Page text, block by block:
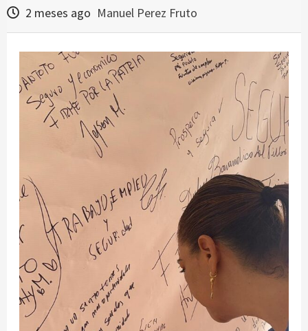
2 meses ago Manuel Perez Fruto